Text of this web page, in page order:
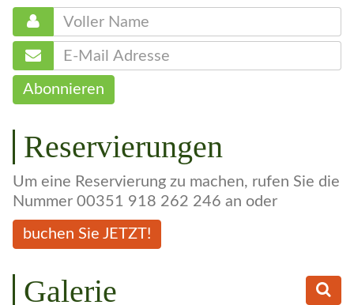
bleiben Sie informiert
Reservierungen
Um eine Reservierung zu machen, rufen Sie die
Nummer 00351 918 262 246 an oder